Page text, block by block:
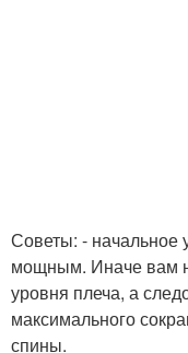
Советы: - начальное
мощным. Иначе вам
уровня плеча, а
максимального
спины.